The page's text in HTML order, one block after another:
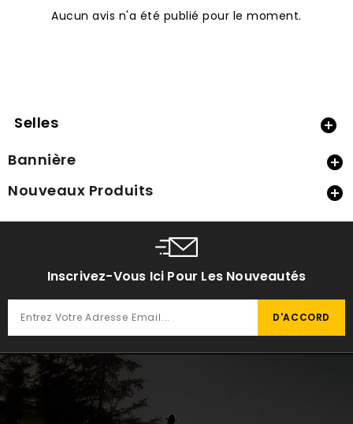
Aucun avis n'a été publié pour le moment.
Selles 
Bannière 
Nouveaux Produits 
Inscrivez-Vous Ici Pour Les Nouveautés